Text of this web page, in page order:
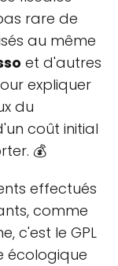
rare de
au même
et d'autres
expliquer
du
coût initial
💰
effectués
comme
c'est le GPL
écologique